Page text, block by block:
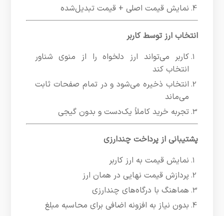
نمایش قیمت اصلی + قیمت تبدیل‌شده
انتخاب ارز توسط کاربر
کاربر می‌تواند ارز دلخواه را از منوی شناور
انتخاب کند
انتخاب ذخیره می‌شود و در تمام صفحات ثابت
می‌ماند
تجربه خرید کاملاً یک‌دست و بدون گیجی
پشتیبانی از پرداخت چندارزی
نمایش قیمت به ارز کاربر
پردازش قیمت نهایی در همان ارز
هماهنگ با درگاه‌های چندارزی
بدون نیاز به افزونه اضافی برای محاسبه مبلغ